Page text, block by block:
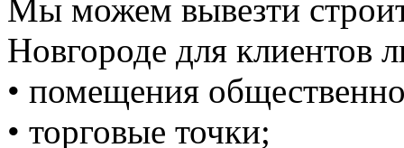
Мы можем вывезти
Новгороде для клиентов
• помещения
• торговые точки;